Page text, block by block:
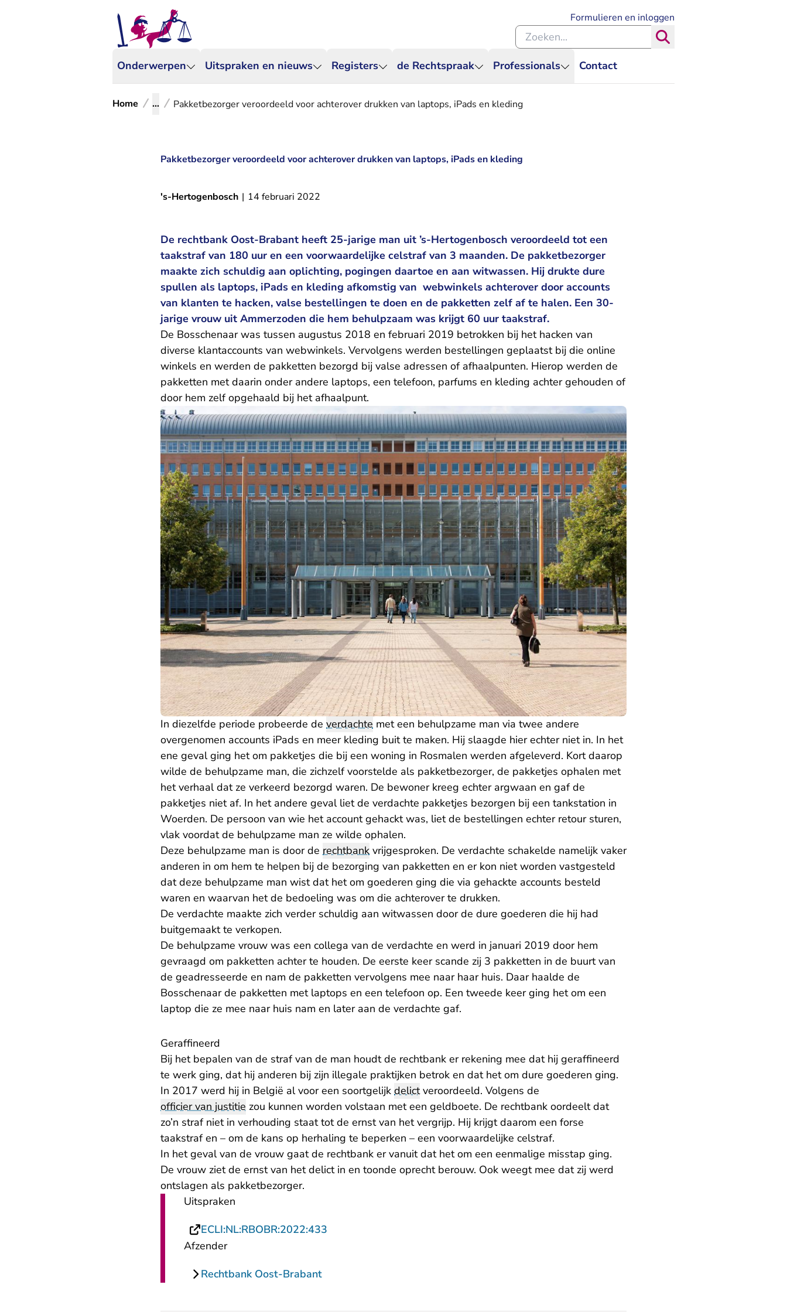
Onderwerpen Uitspraken en nieuws Registers de Rechtspraak Professionals Contact
Formulieren en inloggen
Zoeken binnen de Rechtspraak
Home ... Pakketbezorger veroordeeld voor achterover drukken van laptops, iPads en kleding
Pakketbezorger veroordeeld voor achterover drukken van laptops, iPads en kleding
's-Hertogenbosch | 14 februari 2022
De rechtbank Oost-Brabant heeft 25-jarige man uit ’s-Hertogenbosch veroordeeld tot een
taakstraf van 180 uur en een voorwaardelijke celstraf van 3 maanden. De pakketbezorger
maakte zich schuldig aan oplichting, pogingen daartoe en aan witwassen. Hij drukte dure
spullen als laptops, iPads en kleding afkomstig van webwinkels achterover door accounts
van klanten te hacken, valse bestellingen te doen en de pakketten zelf af te halen. Een 30-
jarige vrouw uit Ammerzoden die hem behulpzaam was krijgt 60 uur taakstraf.
De Bosschenaar was tussen augustus 2018 en februari 2019 betrokken bij het hacken van
diverse klantaccounts van webwinkels. Vervolgens werden bestellingen geplaatst bij die online
winkels en werden de pakketten bezorgd bij valse adressen of afhaalpunten. Hierop werden de
pakketten met daarin onder andere laptops, een telefoon, parfums en kleding achter gehouden of
door hem zelf opgehaald bij het afhaalpunt.
In diezelfde periode probeerde de verdachte met een behulpzame man via twee andere
overgenomen accounts iPads en meer kleding buit te maken. Hij slaagde hier echter niet in. In het
ene geval ging het om pakketjes die bij een woning in Rosmalen werden afgeleverd. Kort daarop
wilde de behulpzame man, die zichzelf voorstelde als pakketbezorger, de pakketjes ophalen met
het verhaal dat ze verkeerd bezorgd waren. De bewoner kreeg echter argwaan en gaf de
pakketjes niet af. In het andere geval liet de verdachte pakketjes bezorgen bij een tankstation in
Woerden. De persoon van wie het account gehackt was, liet de bestellingen echter retour sturen,
vlak voordat de behulpzame man ze wilde ophalen.
Deze behulpzame man is door de rechtbank vrijgesproken. De verdachte schakelde namelijk vaker
anderen in om hem te helpen bij de bezorging van pakketten en er kon niet worden vastgesteld
dat deze behulpzame man wist dat het om goederen ging die via gehackte accounts besteld
waren en waarvan het de bedoeling was om die achterover te drukken.
De verdachte maakte zich verder schuldig aan witwassen door de dure goederen die hij had
buitgemaakt te verkopen.
De behulpzame vrouw was een collega van de verdachte en werd in januari 2019 door hem
gevraagd om pakketten achter te houden. De eerste keer scande zij 3 pakketten in de buurt van
de geadresseerde en nam de pakketten vervolgens mee naar haar huis. Daar haalde de
Bosschenaar de pakketten met laptops en een telefoon op. Een tweede keer ging het om een
laptop die ze mee naar huis nam en later aan de verdachte gaf.
Geraffineerd
Bij het bepalen van de straf van de man houdt de rechtbank er rekening mee dat hij geraffineerd
te werk ging, dat hij anderen bij zijn illegale praktijken betrok en dat het om dure goederen ging.
In 2017 werd hij in België al voor een soortgelijk delictveroordeeld. Volgens de
officier van justitie zou kunnen worden volstaan met een geldboete. De rechtbank oordeelt dat
zo’n straf niet in verhouding staat tot de ernst van het vergrijp. Hij krijgt daarom een forse
taakstraf en – om de kans op herhaling te beperken – een voorwaardelijke celstraf.
In het geval van de vrouw gaat de rechtbank er vanuit dat het om een eenmalige misstap ging.
De vrouw ziet de ernst van het delict in en toonde oprecht berouw. Ook weegt mee dat zij werd
ontslagen als pakketbezorger.
Uitspraken
ECLI:NL:RBOBR:2022:433
Afzender
Rechtbank Oost-Brabant